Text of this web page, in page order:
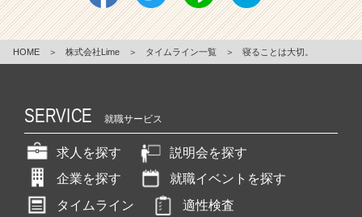
HOME ＞ 株式会社Lime ＞ タイムライン一覧 ＞ 寝ることは大切。
SERVICE 就職サービス
求人を探す
説明会を探す
企業を探す
就職イベントを探す
タイムライン
適性検査